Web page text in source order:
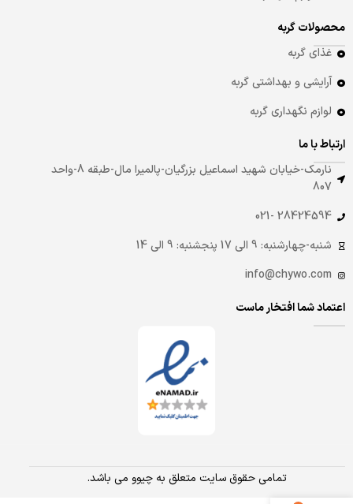
محصولات گربه
غذای گربه
آرایشی و بهداشتی گربه
لوازم نگهداری گربه
ارتباط با ما
نارمک-خیابان شهید اسماعیل بزرگیان-پالمیرا مال-طبقه 8-واحد
807
28424594 -021
شنبه-چهارشنبه: 9 الی 17 پنجشنبه: 9 الی 14
info@chywo.com
اعتماد شما افتخار ماست
تمامی حقوق سایت متعلق به چیوو می باشد.